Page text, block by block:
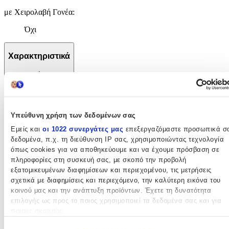
Υπεύθυνη χρήση των δεδομένων σας
Εμείς και οι 1022 συνεργάτες μας επεξεργαζόμαστε προσωπικά
δεδομένα, π.χ. τη διεύθυνση IP σας, χρησιμοποιώντας τεχνολογία
όπως cookies για να αποθηκεύουμε και να έχουμε πρόσβαση σε
πληροφορίες στη συσκευή σας, με σκοπό την προβολή
εξατομικευμένων διαφημίσεων και περιεχομένου, τις μετρήσεις
σχετικά με διαφημίσεις και περιεχόμενο, την καλύτερη εικόνα του
κοινού μας και την ανάπτυξη προϊόντων. Έχετε τη δυνατότητα
επιλογής ως προς το ποιος χρησιμοποιεί τα δεδομένα σας και για
με Χειρολαβή Γονέα:
Όχι
Χαρακτηριστικά
+
Χαρακτηριστικά
Κατασκευαστής:
Bigbuy
Ηλικία:
0+ Μηνών
Χρώμα
:
Γκρι